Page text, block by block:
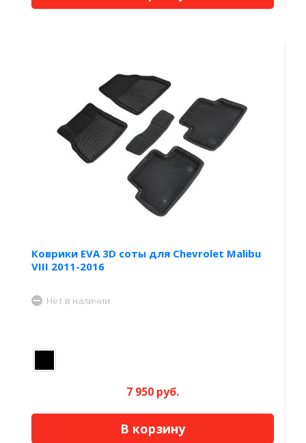
Коврики EVA 3D соты для Chevrolet Malibu
VIII 2011-2016
Нет в наличии
7 950 руб.
В корзину